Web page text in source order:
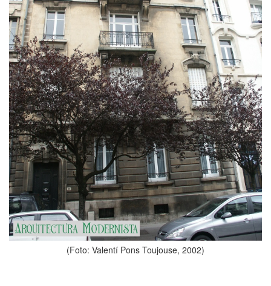
(Foto: Valentí Pons Toujouse, 2002)